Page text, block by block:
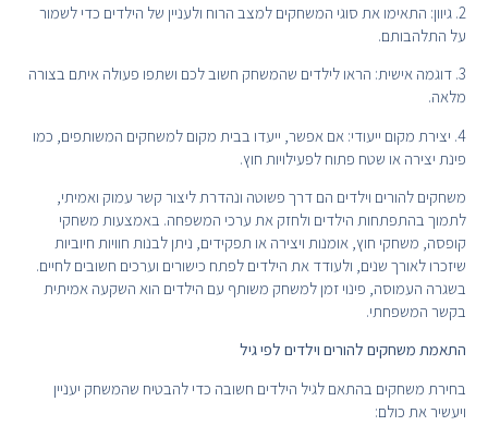
2. גיוון: התאימו את סוגי המשחקים למצב הרוח ולעניין של הילדים כדי לשמור
על התלהבותם.
3. דוגמה אישית: הראו לילדים שהמשחק חשוב לכם ושתפו פעולה איתם בצורה
מלאה.
4. יצירת מקום ייעודי: אם אפשר, ייעדו בבית מקום למשחקים המשותפים, כמו
פינת יצירה או שטח פתוח לפעילויות חוץ.
משחקים להורים וילדים הם דרך פשוטה ונהדרת ליצור קשר עמוק ואמיתי,
לתמוך בהתפתחות הילדים ולחזק את ערכי המשפחה. באמצעות משחקי
קופסה, משחקי חוץ, אומנות ויצירה או תפקידים, ניתן לבנות חוויות חיוביות
שיזכרו לאורך שנים, ולעודד את הילדים לפתח כישורים וערכים חשובים לחיים.
בשגרה העמוסה, פינוי זמן למשחק משותף עם הילדים הוא השקעה אמיתית
בקשר המשפחתי.
התאמת משחקים להורים וילדים לפי גיל
בחירת משחקים בהתאם לגיל הילדים חשובה כדי להבטיח שהמשחק יעניין
ויעשיר את כולם: